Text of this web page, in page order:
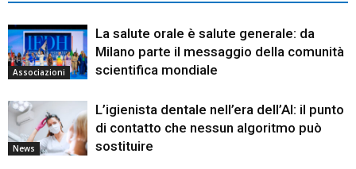
Associazioni
La salute orale è salute generale: da
Milano parte il messaggio della comunità
scientifica mondiale
News
L’igienista dentale nell’era dell’AI: il punto
di contatto che nessun algoritmo può
sostituire